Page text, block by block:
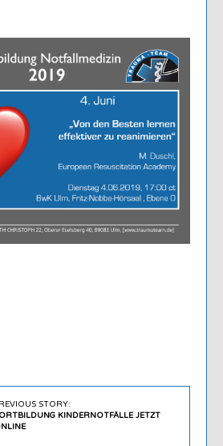
STORY:
KINDERNOTFÄLLE JETZT